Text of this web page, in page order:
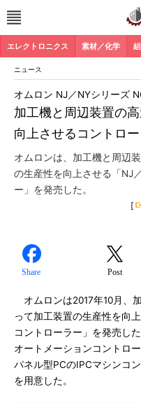
エレクトロニクス 素材／化学
ニュース
加工機と周辺装置の
向上させるコントロ
オムロン NJ／NYシリーズ
オムロンは、加工機と周辺
の生産性を向上させる「NJ
ー」を発売した。
[
Share Post
オムロンは2017年10月、
って加工装置の生産性を向
コントローラー」を発売し
オートメーションコントロ
パネル型PCのIPCマシンコ
を用意した。